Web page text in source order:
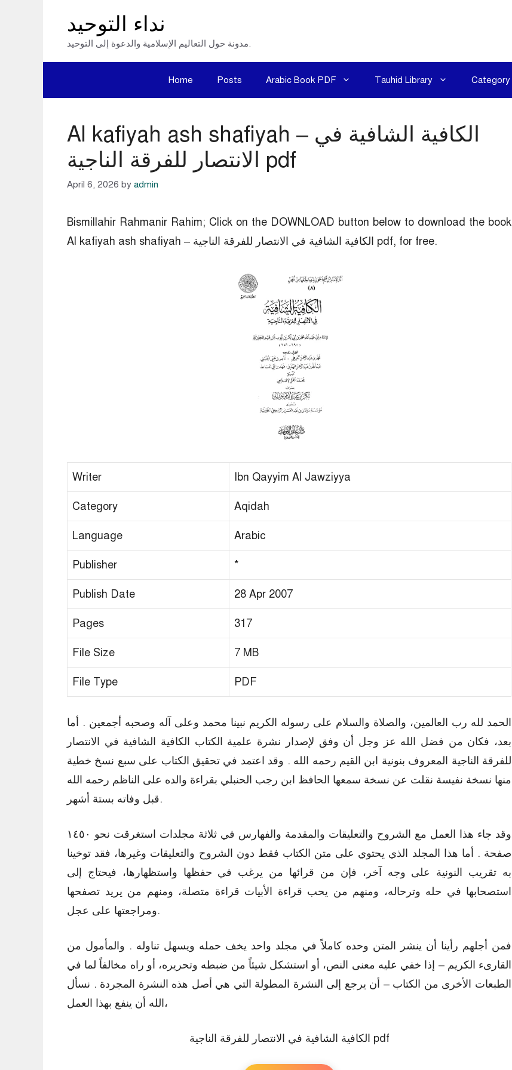
نداء التوحيد
مدونة حول التعاليم الإسلامية والدعوة إلى التوحيد.
Home Posts Arabic Book PDF Tauhid Library Category
Al kafiyah ash shafiyah – الكافية الشافية في
الانتصار للفرقة الناجية pdf
April 6, 2026 by admin
Bismillahir Rahmanir Rahim; Click on the DOWNLOAD button below to download the book
Al kafiyah ash shafiyah – الكافية الشافية في الانتصار للفرقة الناجية pdf, for free.
Writer Ibn Qayyim Al Jawziyya
Category Aqidah
Language Arabic
Publisher *
Publish Date 28 Apr 2007
Pages 317
File Size 7 MB
File Type PDF
الحمد لله رب العالمين، والصلاة والسلام على رسوله الكريم نبينا محمد وعلى آله وصحبه أجمعين . أما
بعد، فكان من فضل الله عز وجل أن وفق لإصدار نشرة علمية الكتاب الكافية الشافية في الانتصار
للفرقة الناجية المعروف بنونية ابن القيم رحمه الله . وقد اعتمد في تحقيق الكتاب على سبع نسخ خطية
منها نسخة نفيسة نقلت عن نسخة سمعها الحافظ ابن رجب الحنبلي بقراءة والده على الناظم رحمه الله
قبل وفاته بستة أشهر.
وقد جاء هذا العمل مع الشروح والتعليقات والمقدمة والفهارس في ثلاثة مجلدات استغرقت نحو ١٤٥٠
صفحة . أما هذا المجلد الذي يحتوي على متن الكتاب فقط دون الشروح والتعليقات وغيرها، فقد توخينا
به تقريب النونية على وجه آخر، فإن من قرائها من يرغب في حفظها واستظهارها، فيحتاج إلى
استصحابها في حله وترحاله، ومنهم من يحب قراءة الأبيات قراءة متصلة، ومنهم من يريد تصفحها
ومراجعتها على عجل.
فمن أجلهم رأينا أن ينشر المتن وحده كاملاً في مجلد واحد يخف حمله ويسهل تناوله . والمأمول من
القارىء الكريم – إذا خفي عليه معنى النص، أو استشكل شيئاً من ضبطه وتحريره، أو راه مخالفاً لما في
الطبعات الأخرى من الكتاب – أن يرجع إلى النشرة المطولة التي هي أصل هذه النشرة المجردة . نسأل
الله أن ينفع بهذا العمل،
الكافية الشافية في الانتصار للفرقة الناجية pdf